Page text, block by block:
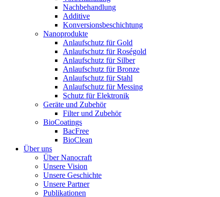
Nachbehandlung
Additive
Konversionsbeschichtung
Nanoprodukte
Anlaufschutz für Gold
Anlaufschutz für Roségold
Anlaufschutz für Silber
Anlaufschutz für Bronze
Anlaufschutz für Stahl
Anlaufschutz für Messing
Schutz für Elektronik
Geräte und Zubehör
Filter und Zubehör
BioCoatings
BacFree
BioClean
Über uns
Über Nanocraft
Unsere Vision
Unsere Geschichte
Unsere Partner
Publikationen